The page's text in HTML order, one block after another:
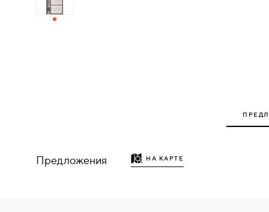
ДЕРЕВЯННЫЕ
Предложения НА КАРТЕ